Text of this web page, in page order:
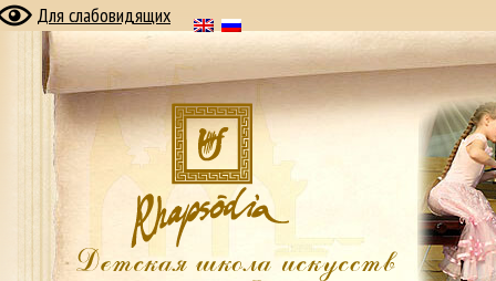
Для слабовидящих